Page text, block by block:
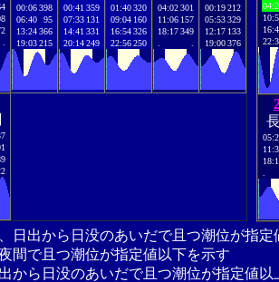
00:06398
06:40
95
13:24366
19:03215
00:41 359
07:33 131
14:41 331
20:14249
01:40320
09:04 160
16:54326
22:56250
04:02301
11:06 157
18:17349
00:19212
05:53329
12:17 133
19:00376
日出から日没のあいだで且つ潮位が指
間で且つ潮位が指定値以下を示す
から日没のあいだで且つ潮位が指定値以